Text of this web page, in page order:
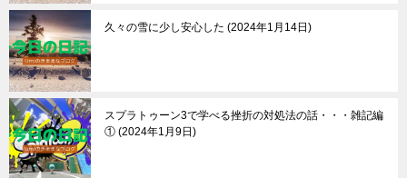
久々の雪に少し安心した 2024年1月14日
スプラトゥーン3で学べる挫折の対処法の話・・・雑記編
① 2024年1月9日